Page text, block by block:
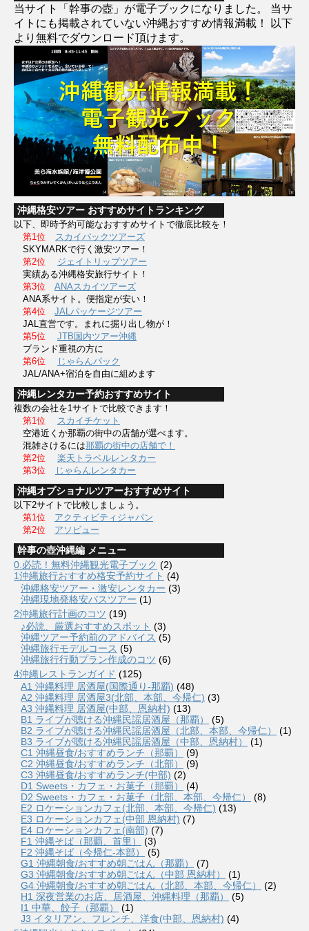
当サイト「幹事の壺」が電子ブックになりました。 当サ
イトにも掲載されていない沖縄おすすめ情報満載！ 以下
より無料でダウンロード頂けます。
沖縄格安ツアー おすすめサイトランキング
以下、即時予約可能なおすすめサイトで徹底比較を！
第1位
スカイパックツアーズ
SKYMARKで行く激安ツアー！
第2位
ジェイトリップツアー
実績ある沖縄格安旅行サイト！
第3位
ANAスカイツアーズ
ANA系サイト。便指定が安い！
第4位
JALパッケージツアー
JAL直営です。まれに掘り出し物が！
第5位
JTB国内ツアー沖縄
ブランド重視の方に
第6位
じゃらんパック
JAL/ANA+宿泊を自由に組めます
沖縄レンタカー予約おすすめサイト
複数の会社を1サイトで比較できます！
第1位
スカイチケット
空港近くか那覇の街中の店舗が選べます。
混雑さけるには那覇の街中の店舗で！
第2位
楽天トラベルレンタカー
第3位
じゃらんレンタカー
沖縄オプショナルツアーおすすめサイト
以下2サイトで比較しましょう。
第1位
アクティビティジャパン
第2位
アソビュー
幹事の壺沖縄編 メニュー
0.必読！無料沖縄観光電子ブック (2)
1沖縄旅行おすすめ格安予約サイト (4)
沖縄格安ツアー・激安レンタカー (3)
沖縄現地発格安バスツアー (1)
2沖縄旅行計画のコツ (19)
♪必読、厳選おすすめスポット (3)
沖縄ツアー予約前のアドバイス (5)
沖縄旅行モデルコース (5)
沖縄旅行行動プラン作成のコツ (6)
4沖縄レストランガイド (125)
A1 沖縄料理 居酒屋(国際通り-那覇) (48)
A2 沖縄料理 居酒屋3(北部、本部、今帰仁) (3)
A3 沖縄料理 居酒屋(中部、恩納村) (13)
B1 ライブが聴ける沖縄民謡居酒屋（那覇）
(5)
B2 ライブが聴ける沖縄民謡居酒屋（北部、本部、今帰仁）
(1)
B3 ライブが聴ける沖縄民謡居酒屋（中部、恩納村）
(1)
C1 沖縄昼食/おすすめランチ（那覇）
(9)
C2 沖縄昼食/おすすめランチ（北部）
(9)
C3 沖縄昼食/おすすめランチ(中部) (2)
D1 Sweets・カフェ・お菓子（那覇）
(4)
D2 Sweets・カフェ・お菓子（北部、本部、今帰仁）
(8)
E2 ロケーションカフェ(北部、本部、今帰仁) (13)
E3 ロケーションカフェ(中部 恩納村) (7)
E4 ロケーションカフェ(南部) (7)
F1 沖縄そば（那覇、首里）
(3)
F2 沖縄そば（今帰仁-本部）
(5)
G1 沖縄朝食/おすすめ朝ごはん（那覇）
(7)
G3 沖縄朝食/おすすめ朝ごはん（中部 恩納村）
(1)
G4 沖縄朝食/おすすめ朝ごはん（北部、本部、今帰仁）
(2)
H1 深夜営業のお店、居酒屋、沖縄料理（那覇）
(5)
I1 中華、餃子（那覇）
(1)
J3 イタリアン、フレンチ、洋食(中部、恩納村) (4)